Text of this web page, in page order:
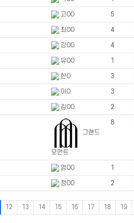
고OO 5
최OO 4
강OO 4
유OO 1
한O 3
이O 3
김OO 2
그랜드
모먼트
8
엄OO 1
정OO 2
12 13 14 15 16 17 18 19